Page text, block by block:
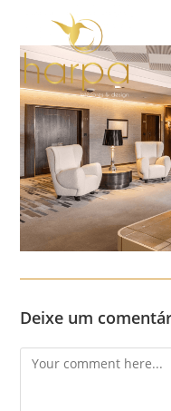
content
Deixe um
Comment